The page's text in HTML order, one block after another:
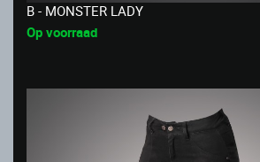
B - MONSTER LADY
Op voorraad